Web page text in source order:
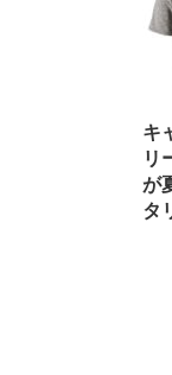
キ
リ
が
タ